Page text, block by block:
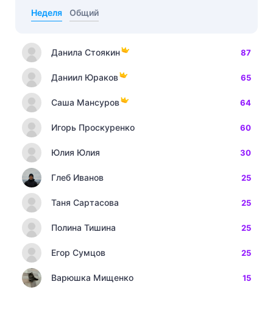
Неделя Общий
Данила Стоякин 87
Даниил Юраков 65
Саша Мансуров 64
Игорь Проскуренко 60
Юлия Юлия 30
Глеб Иванов 25
Таня Сартасова 25
Полина Тишина 25
Егор Сумцов 25
Варюшка Мищенко 15